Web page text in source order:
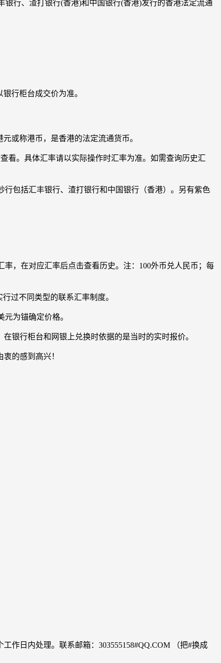
银行、渣打银行(香港)和中国银行(香港)发行的香港法定流通
行柜台成交价为准。
或称港币，是香港的法定流通货币。
看。具体汇率请以实际操作时汇率为准。如需查询历史汇
行包括汇丰银行、渣打银行和中国银行（香港）。另有紫色
，在对应汇率后点击查看历史。注：100外币兑人民币；每
过不同类型的联系汇率制度。
为锚确定价格。
银行柜台和网银上兑换时依据的是当时的实时报价。
的感到高兴！
作日内处理。联系邮箱：303555158#QQ.COM （把#换成